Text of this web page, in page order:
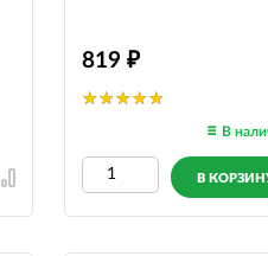
819
В
В